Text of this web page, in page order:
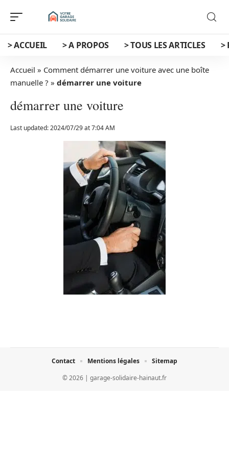
> ACCUEIL > A PROPOS > TOUS LES ARTICLES >
Accueil » Comment démarrer une voiture avec une boîte
manuelle ? » démarrer une voiture
démarrer une voiture
Last updated: 2024/07/29 at 7:04 AM
© 2026 | garage-solidaire-hainaut.fr
Contact Mentions légales Sitemap